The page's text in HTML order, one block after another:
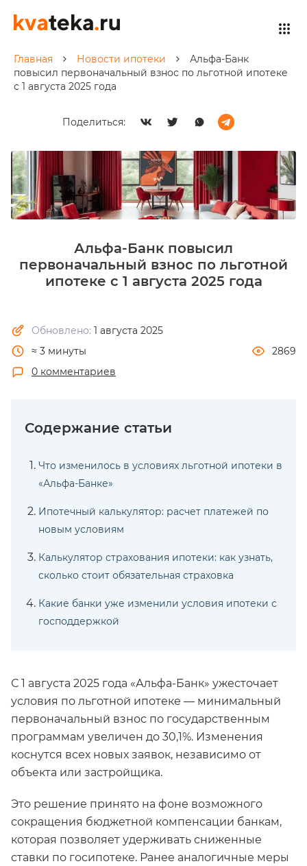
Главная Новости ипотеки
Альфа-Банк
повысил первоначальный взнос по льготной ипотеке
с 1 августа 2025 года
Поделиться:
Альфа-Банк повысил
первоначальный взнос по льготной
ипотеке с 1 августа 2025 года
Обновлено: 1 августа 2025
≈ 3 минуты
2869
0 комментариев
Что изменилось в условиях льготной ипотеки в
«Альфа-Банке»
Ипотечный калькулятор: расчет платежей по
новым условиям
Калькулятор страхования ипотеки: как узнать,
сколько стоит обязательная страховка
Какие банки уже изменили условия ипотеки с
господдержкой
С 1 августа 2025 года «Альфа-Банк» ужесточает
условия по льготной ипотеке — минимальный
первоначальный взнос по государственным
программам увеличен до 30,1%. Изменения
коснутся всех новых заявок, независимо от
объекта или застройщика.
Это решение принято на фоне возможного
сокращения бюджетной компенсации банкам,
которая позволяет удерживать сниженные
ставки по госипотеке. Ранее аналогичные меры